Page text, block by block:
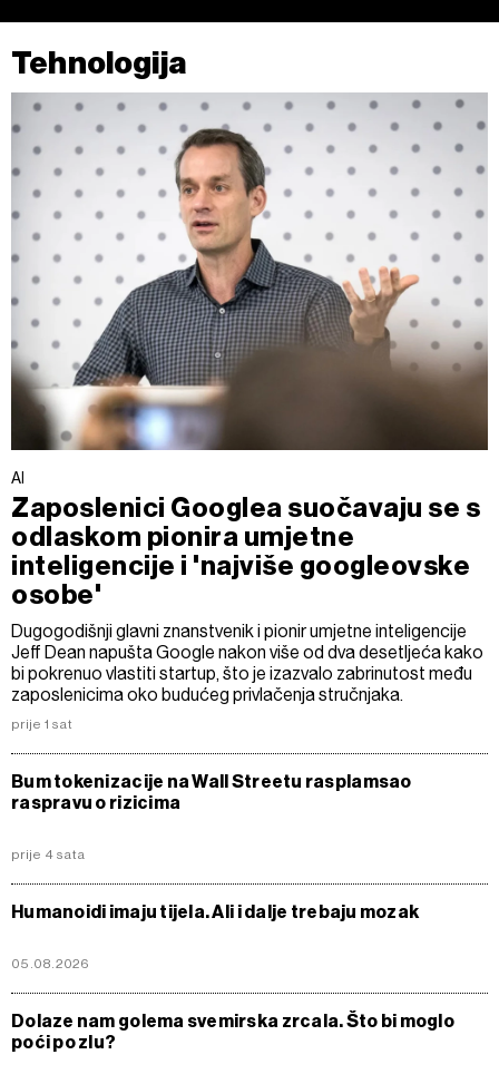
Tehnologija
AI
Zaposlenici Googlea suočavaju se s
odlaskom pionira umjetne
inteligencije i 'najviše googleovske
osobe'
Dugogodišnji glavni znanstvenik i pionir umjetne inteligencije
Jeff Dean napušta Google nakon više od dva desetljeća kako
bi pokrenuo vlastiti startup, što je izazvalo zabrinutost među
zaposlenicima oko budućeg privlačenja stručnjaka.
prije 1 sat
Bum tokenizacije na Wall Streetu rasplamsao
raspravu o rizicima
prije 4 sata
Humanoidi imaju tijela. Ali i dalje trebaju mozak
05.08.2026
Dolaze nam golema svemirska zrcala. Što bi moglo
poći po zlu?